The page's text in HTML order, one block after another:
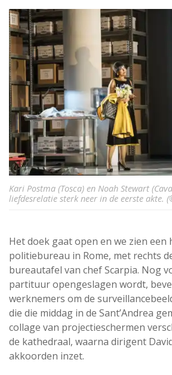
Kari Postma (Tosca) en Noah Stewart
liefdesrelatie sterk neer in de eerste akte.
Het doek gaat open en we zien een
politiebureau in Rome, met rechts
bureautafel van chef Scarpia. Nog
partituur opengeslagen wordt,
werknemers om de
die die middag in de Sant’Andrea
collage van projectieschermen
de kathedraal, waarna dirigent
akkoorden inzet.